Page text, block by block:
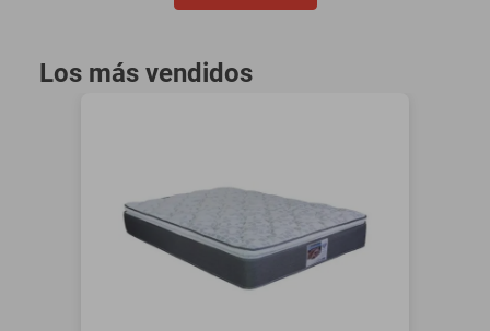
Los más vendidos